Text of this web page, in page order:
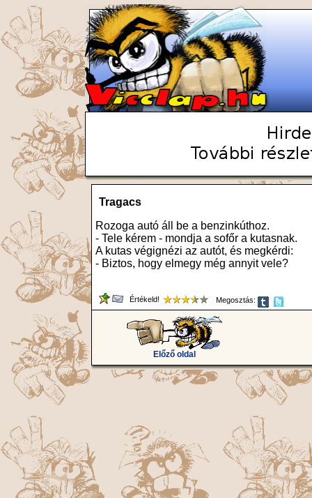
Tragacs
Rozoga autó áll be a benzinkúthoz.
- Tele kérem - mondja a sofőr a kutasnak.
A kutas végignézi az autót, és megkérdi:
- Biztos, hogy elmegy még annyit vele?
Értékeld! Megosztás:
Előző oldal